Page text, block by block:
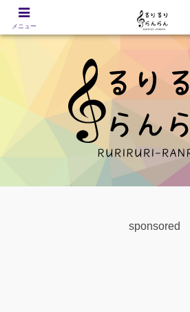
sponsored
メニュー